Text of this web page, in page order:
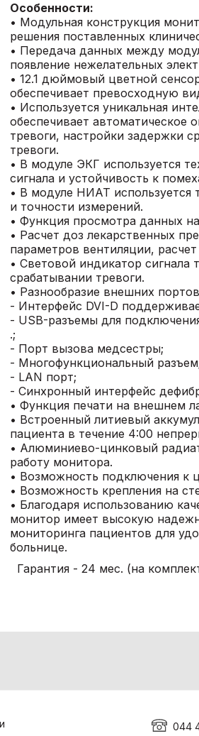
Особенности:
• Модульная конструкция
решения поставленных
• Передача данных между
появление нежелательных
• 12.1 дюймовый цветной
обеспечивает превосходную
• Используется уникальная
обеспечивает автоматическое
тревоги, настройки задержки
тревоги.
• В модуле ЭКГ используется
сигнала и устойчивость к
• В модуле НИАТ используется
и точности измерений.
• Функция просмотра данных
• Расчет доз лекарственных
параметров вентиляции,
• Световой индикатор сигнала
срабатывании тревоги.
• Разнообразие внешних
- Интерфейс DVI-D
- USB-разъемы для
.;
- Порт вызова медсестры;
- Многофункциональный
- LAN порт;
- Синхронный интерфейс
• Функция печати на внешнем
• Встроенный литиевый
пациента в течение 4:00
• Алюминиево-цинковый
работу монитора.
• Возможность подключения к
• Возможность крепления на
• Благодаря использованию
монитор имеет высокую
мониторинга пациентов для
больнице.
Гарантия - 24 мес. (на
044